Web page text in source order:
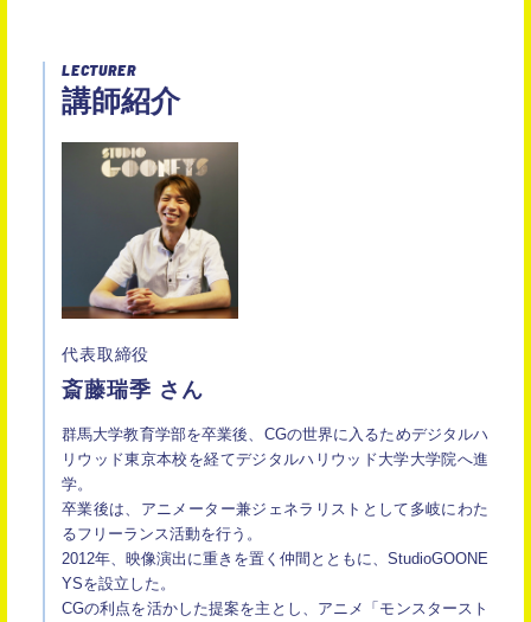
LECTURER
講師紹介
代表取締役
斎藤瑞季 さん
群馬大学教育学部を卒業後、CGの世界に入るためデジタルハ
リウッド東京本校を経てデジタルハリウッド大学大学院へ進
学。
卒業後は、アニメーター兼ジェネラリストとして多岐にわた
るフリーランス活動を行う。
2012年、映像演出に重きを置く仲間とともに、StudioGOONE
YSを設立した。
CGの利点を活かした提案を主とし、アニメ「モンスタースト